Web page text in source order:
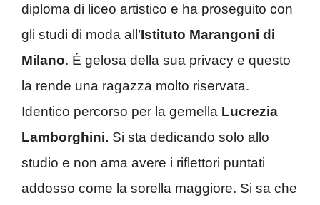
diploma di liceo artistico e ha proseguito con
gli studi di moda all’Istituto Marangoni di
Milano. É gelosa della sua privacy e questo
la rende una ragazza molto riservata.
Identico percorso per la gemella Lucrezia
Lamborghini. Si sta dedicando solo allo
studio e non ama avere i riflettori puntati
addosso come la sorella maggiore. Si sa che